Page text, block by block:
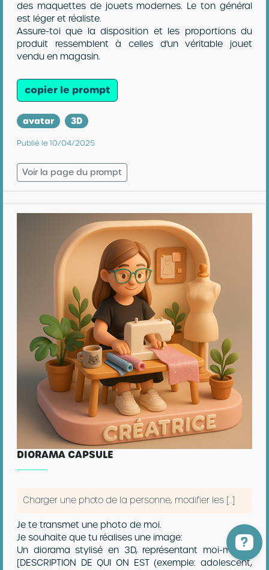
des maquettes de jouets modernes. Le ton général
est léger et réaliste.
Assure-toi que la disposition et les proportions du
produit ressemblent à celles d'un véritable jouet
vendu en magasin.
copier le prompt
avatar 3D
Publié le 10/04/2025
Voir la page du prompt
DIORAMA CAPSULE
Charger une photo de la personne, modifier les [...]
Je te transmet une photo de moi.
Je souhaite que tu réalises une image:
Un diorama stylisé en 3D, représentant moi-même,
[DESCRIPTION DE QUI ON EST (exemple: adolescent,